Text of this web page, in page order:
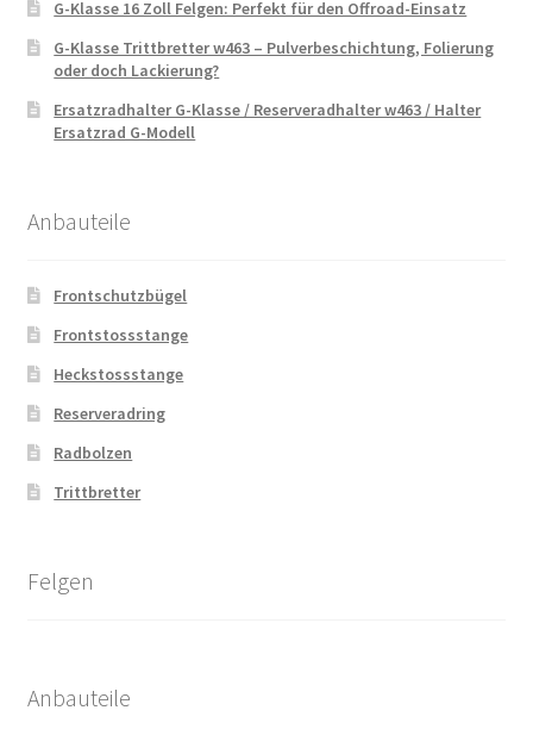
G-Klasse 16 Zoll Felgen: Perfekt für den Offroad-Einsatz
G-Klasse Trittbretter w463 – Pulverbeschichtung, Folierung
oder doch Lackierung?
Ersatzradhalter G-Klasse / Reserveradhalter w463 / Halter
Ersatzrad G-Modell
Anbauteile
Frontschutzbügel
Frontstossstange
Heckstossstange
Reserveradring
Radbolzen
Trittbretter
Felgen
Anbauteile